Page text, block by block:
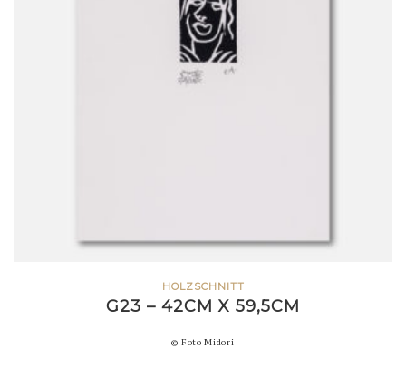
HOLZSCHNITT
G23 – 42CM X 59,5CM
© Foto Midori